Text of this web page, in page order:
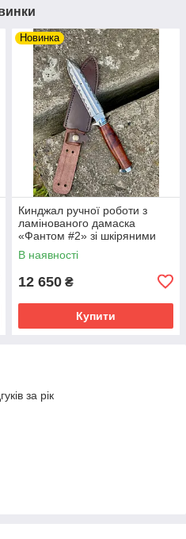
Новинка
Кинджал ручної роботи з
ламінованого дамаска
«Фантом #2» зі шкіряними
ножнами 62 HRC.
В наявності
12 650 ₴
Купити
за рік